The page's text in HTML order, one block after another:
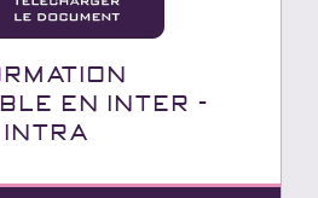
en INTER -
INTRA